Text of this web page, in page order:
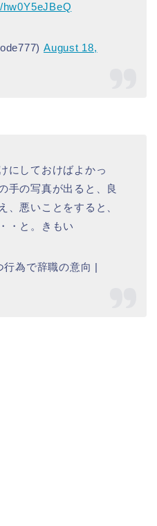
August 18,
にしておけばよかっ
手の写真が出ると、良
、悪いことをすると、
・と。きもい
行為で辞職の意向 |